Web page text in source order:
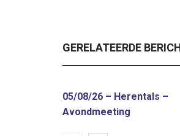
GERELATEERDE
05/08/26 – Herentals –
Avondmeeting